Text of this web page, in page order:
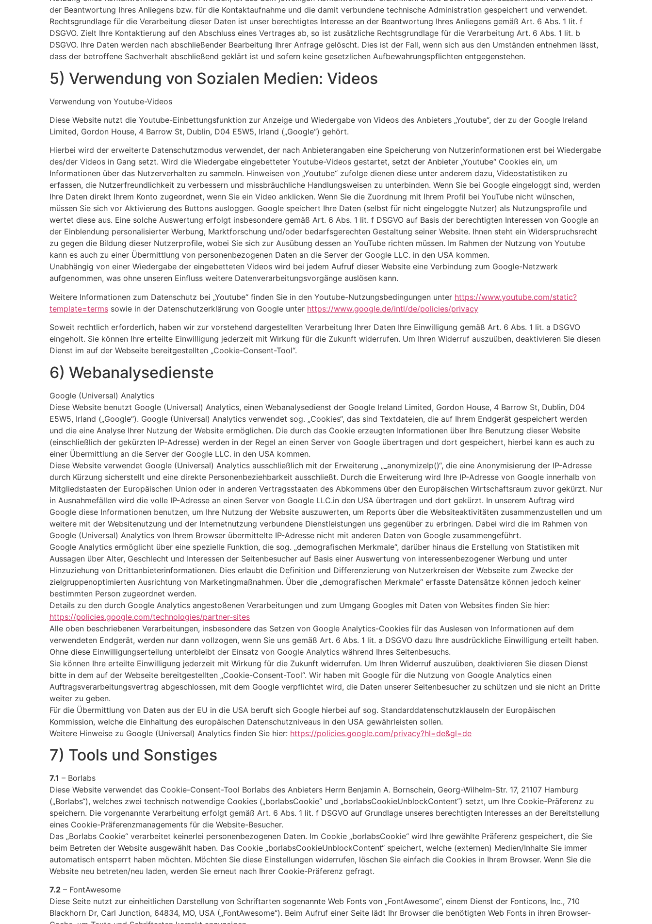
der Beantwortung Ihres Anliegens bzw. für die Kontaktaufnahme und die damit verbundene technische Administration gespeichert und verwendet.
Rechtsgrundlage für die Verarbeitung dieser Daten ist unser berechtigtes Interesse an der Beantwortung Ihres Anliegens gemäß Art. 6 Abs. 1 lit. f
DSGVO. Zielt Ihre Kontaktierung auf den Abschluss eines Vertrages ab, so ist zusätzliche Rechtsgrundlage für die Verarbeitung Art. 6 Abs. 1 lit. b
DSGVO. Ihre Daten werden nach abschließender Bearbeitung Ihrer Anfrage gelöscht. Dies ist der Fall, wenn sich aus den Umständen entnehmen lässt,
dass der betroffene Sachverhalt abschließend geklärt ist und sofern keine gesetzlichen Aufbewahrungspflichten entgegenstehen.
5) Verwendung von Sozialen Medien: Videos
Verwendung von Youtube-Videos
Diese Website nutzt die Youtube-Einbettungsfunktion zur Anzeige und Wiedergabe von Videos des Anbieters „Youtube“, der zu der Google Ireland
Limited, Gordon House, 4 Barrow St, Dublin, D04 E5W5, Irland („Google“) gehört.
Hierbei wird der erweiterte Datenschutzmodus verwendet, der nach Anbieterangaben eine Speicherung von Nutzerinformationen erst bei Wiedergabe
des/der Videos in Gang setzt. Wird die Wiedergabe eingebetteter Youtube-Videos gestartet, setzt der Anbieter „Youtube“ Cookies ein, um
Informationen über das Nutzerverhalten zu sammeln. Hinweisen von „Youtube“ zufolge dienen diese unter anderem dazu, Videostatistiken zu
erfassen, die Nutzerfreundlichkeit zu verbessern und missbräuchliche Handlungsweisen zu unterbinden. Wenn Sie bei Google eingeloggt sind, werden
Ihre Daten direkt Ihrem Konto zugeordnet, wenn Sie ein Video anklicken. Wenn Sie die Zuordnung mit Ihrem Profil bei YouTube nicht wünschen,
müssen Sie sich vor Aktivierung des Buttons ausloggen. Google speichert Ihre Daten (selbst für nicht eingeloggte Nutzer) als Nutzungsprofile und
wertet diese aus. Eine solche Auswertung erfolgt insbesondere gemäß Art. 6 Abs. 1 lit. f DSGVO auf Basis der berechtigten Interessen von Google an
der Einblendung personalisierter Werbung, Marktforschung und/oder bedarfsgerechten Gestaltung seiner Website. Ihnen steht ein Widerspruchsrecht
zu gegen die Bildung dieser Nutzerprofile, wobei Sie sich zur Ausübung dessen an YouTube richten müssen. Im Rahmen der Nutzung von Youtube
kann es auch zu einer Übermittlung von personenbezogenen Daten an die Server der Google LLC. in den USA kommen.
Unabhängig von einer Wiedergabe der eingebetteten Videos wird bei jedem Aufruf dieser Website eine Verbindung zum Google-Netzwerk
aufgenommen, was ohne unseren Einfluss weitere Datenverarbeitungsvorgänge auslösen kann.
Weitere Informationen zum Datenschutz bei „Youtube“ finden Sie in den Youtube-Nutzungsbedingungen unter https://www.youtube.com/static?
template=terms sowie in der Datenschutzerklärung von Google unter https://www.google.de/intl/de/policies/privacy
Soweit rechtlich erforderlich, haben wir zur vorstehend dargestellten Verarbeitung Ihrer Daten Ihre Einwilligung gemäß Art. 6 Abs. 1 lit. a DSGVO
eingeholt. Sie können Ihre erteilte Einwilligung jederzeit mit Wirkung für die Zukunft widerrufen. Um Ihren Widerruf auszuüben, deaktivieren Sie diesen
Dienst im auf der Webseite bereitgestellten „Cookie-Consent-Tool“.
6) Webanalysedienste
Google (Universal) Analytics
Diese Website benutzt Google (Universal) Analytics, einen Webanalysedienst der Google Ireland Limited, Gordon House, 4 Barrow St, Dublin, D04
E5W5, Irland („Google“). Google (Universal) Analytics verwendet sog. „Cookies“, das sind Textdateien, die auf Ihrem Endgerät gespeichert werden
und die eine Analyse Ihrer Nutzung der Website ermöglichen. Die durch das Cookie erzeugten Informationen über Ihre Benutzung dieser Website
(einschließlich der gekürzten IP-Adresse) werden in der Regel an einen Server von Google übertragen und dort gespeichert, hierbei kann es auch zu
einer Übermittlung an die Server der Google LLC. in den USA kommen.
Diese Website verwendet Google (Universal) Analytics ausschließlich mit der Erweiterung „_anonymizeIp()“, die eine Anonymisierung der IP-Adresse
durch Kürzung sicherstellt und eine direkte Personenbeziehbarkeit ausschließt. Durch die Erweiterung wird Ihre IP-Adresse von Google innerhalb von
Mitgliedstaaten der Europäischen Union oder in anderen Vertragsstaaten des Abkommens über den Europäischen Wirtschaftsraum zuvor gekürzt. Nur
in Ausnahmefällen wird die volle IP-Adresse an einen Server von Google LLC.in den USA übertragen und dort gekürzt. In unserem Auftrag wird
Google diese Informationen benutzen, um Ihre Nutzung der Website auszuwerten, um Reports über die Websiteaktivitäten zusammenzustellen und um
weitere mit der Websitenutzung und der Internetnutzung verbundene Dienstleistungen uns gegenüber zu erbringen. Dabei wird die im Rahmen von
Google (Universal) Analytics von Ihrem Browser übermittelte IP-Adresse nicht mit anderen Daten von Google zusammengeführt.
Google Analytics ermöglicht über eine spezielle Funktion, die sog. „demografischen Merkmale“, darüber hinaus die Erstellung von Statistiken mit
Aussagen über Alter, Geschlecht und Interessen der Seitenbesucher auf Basis einer Auswertung von interessenbezogener Werbung und unter
Hinzuziehung von Drittanbieterinformationen. Dies erlaubt die Definition und Differenzierung von Nutzerkreisen der Webseite zum Zwecke der
zielgruppenoptimierten Ausrichtung von Marketingmaßnahmen. Über die „demografischen Merkmale“ erfasste Datensätze können jedoch keiner
bestimmten Person zugeordnet werden.
Details zu den durch Google Analytics angestoßenen Verarbeitungen und zum Umgang Googles mit Daten von Websites finden Sie hier:
https://policies.google.com/technologies/partner-sites
Alle oben beschriebenen Verarbeitungen, insbesondere das Setzen von Google Analytics-Cookies für das Auslesen von Informationen auf dem
verwendeten Endgerät, werden nur dann vollzogen, wenn Sie uns gemäß Art. 6 Abs. 1 lit. a DSGVO dazu Ihre ausdrückliche Einwilligung erteilt haben.
Ohne diese Einwilligungserteilung unterbleibt der Einsatz von Google Analytics während Ihres Seitenbesuchs.
Sie können Ihre erteilte Einwilligung jederzeit mit Wirkung für die Zukunft widerrufen. Um Ihren Widerruf auszuüben, deaktivieren Sie diesen Dienst
bitte in dem auf der Webseite bereitgestellten „Cookie-Consent-Tool“. Wir haben mit Google für die Nutzung von Google Analytics einen
Auftragsverarbeitungsvertrag abgeschlossen, mit dem Google verpflichtet wird, die Daten unserer Seitenbesucher zu schützen und sie nicht an Dritte
weiter zu geben.
Für die Übermittlung von Daten aus der EU in die USA beruft sich Google hierbei auf sog. Standarddatenschutzklauseln der Europäischen
Kommission, welche die Einhaltung des europäischen Datenschutzniveaus in den USA gewährleisten sollen.
Weitere Hinweise zu Google (Universal) Analytics finden Sie hier: https://policies.google.com/privacy?hl=de&gl=de
7) Tools und Sonstiges
7.1 – Borlabs
Diese Website verwendet das Cookie-Consent-Tool Borlabs des Anbieters Herrn Benjamin A. Bornschein, Georg-Wilhelm-Str. 17, 21107 Hamburg
(„Borlabs“), welches zwei technisch notwendige Cookies („borlabsCookie“ und „borlabsCookieUnblockContent“) setzt, um Ihre Cookie-Präferenz zu
speichern. Die vorgenannte Verarbeitung erfolgt gemäß Art. 6 Abs. 1 lit. f DSGVO auf Grundlage unseres berechtigten Interesses an der Bereitstellung
eines Cookie-Präferenzmanagements für die Website-Besucher.
Das „Borlabs Cookie“ verarbeitet keinerlei personenbezogenen Daten. Im Cookie „borlabsCookie“ wird Ihre gewählte Präferenz gespeichert, die Sie
beim Betreten der Website ausgewählt haben. Das Cookie „borlabsCookieUnblockContent“ speichert, welche (externen) Medien/Inhalte Sie immer
automatisch entsperrt haben möchten. Möchten Sie diese Einstellungen widerrufen, löschen Sie einfach die Cookies in Ihrem Browser. Wenn Sie die
Website neu betreten/neu laden, werden Sie erneut nach Ihrer Cookie-Präferenz gefragt.
7.2 – FontAwesome
Diese Seite nutzt zur einheitlichen Darstellung von Schriftarten sogenannte Web Fonts von „FontAwesome“, einem Dienst der Fonticons, Inc., 710
Blackhorn Dr, Carl Junction, 64834, MO, USA („FontAwesome“). Beim Aufruf einer Seite lädt Ihr Browser die benötigten Web Fonts in ihren Browser-